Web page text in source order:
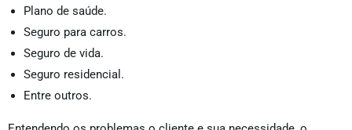
Plano de saúde.
Seguro para carros.
Seguro de vida.
Seguro residencial.
Entre outros.